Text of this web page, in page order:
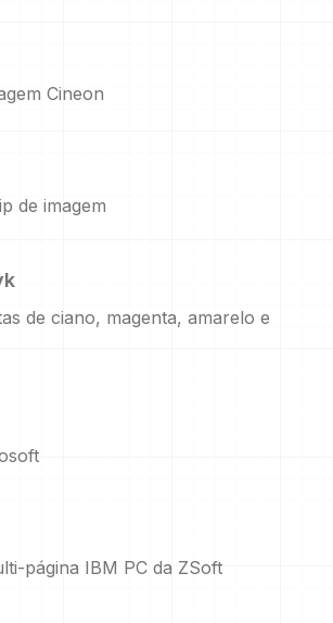
Cineon
de imagem
de ciano, magenta, amarelo e
página IBM PC da ZSoft